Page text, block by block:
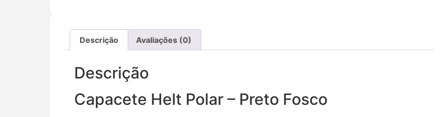
Descrição Avaliações (0)
Descrição
Capacete Helt Polar – Preto Fosco